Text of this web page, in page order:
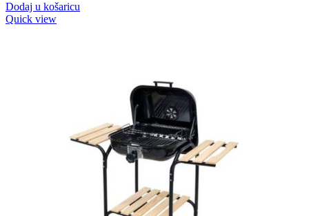
Dodaj u košaricu
Quick view